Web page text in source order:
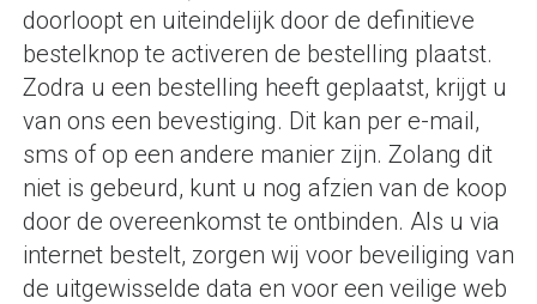
doorloopt en uiteindelijk door de definitieve
bestelknop te activeren de bestelling plaatst.
Zodra u een bestelling heeft geplaatst, krijgt u
van ons een bevestiging. Dit kan per e-mail,
sms of op een andere manier zijn. Zolang dit
niet is gebeurd, kunt u nog afzien van de koop
door de overeenkomst te ontbinden. Als u via
internet bestelt, zorgen wij voor beveiliging van
de uitgewisselde data en voor een veilige web